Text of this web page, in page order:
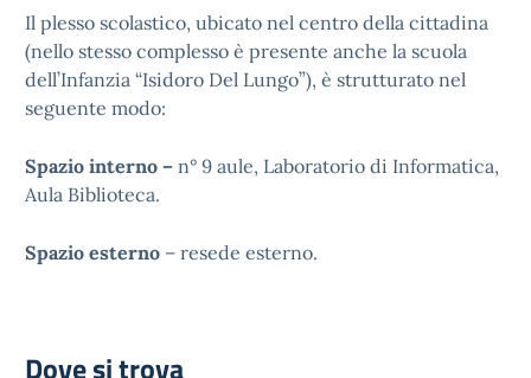
Il plesso scolastico, ubicato nel centro della cittadina
(nello stesso complesso è presente anche la scuola
dell’Infanzia “Isidoro Del Lungo”), è strutturato nel
seguente modo:
Spazio interno – n° 9 aule, Laboratorio di Informatica,
Aula Biblioteca.
Spazio esterno – resede esterno.
Dove si trova